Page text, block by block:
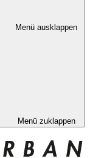
Menü ausklappen
Menü zuklappen